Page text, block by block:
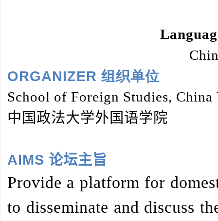
ORGANIZER 组织单位
School of Foreign Studies,
中国政法大学外国语学院
AIMS 论坛主旨
Provide a platform for
to disseminate and discuss